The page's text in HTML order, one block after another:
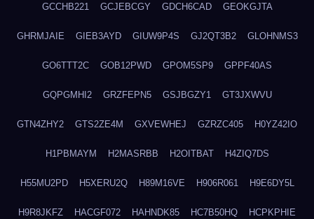
GCCHB221 GCJEBCGY GDCH6CAD GEOKGJTA
GHRMJAIE GIEB3AYD GIUW9P4S GJ2QT3B2 GLOHNMS3
GO6TTT2C GOB12PWD GPOM5SP9 GPPF40AS
GQPGMHI2 GRZFEPN5 GSJBGZY1 GT3JXWVU
GTN4ZHY2 GTS2ZE4M GXVEWHEJ GZRZC405 H0YZ42IO
H1PBMAYM H2MASRBB H2OITBAT H4ZIQ7DS
H55MU2PD H5XERU2Q H89M16VE H906R061 H9E6DY5L
H9R8JKFZ HACGF072 HAHNDK85 HC7B50HQ HCPKPHIE